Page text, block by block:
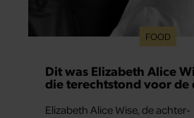
FOOD
Dit was Elizabeth Alice
die terechtstond voor de
Elizabeth Alice Wise, de achter-